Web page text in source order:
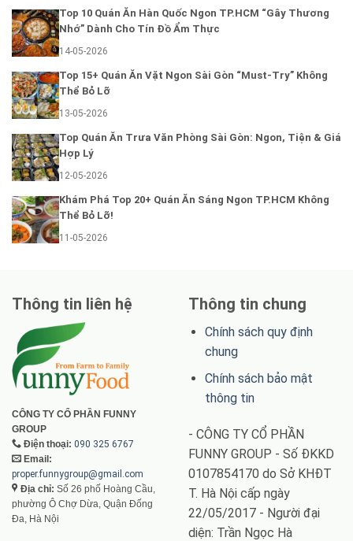
Top 10 Quán Ăn Hàn Quốc Ngon TP.HCM “Gây Thương
Nhớ” Dành Cho Tín Đồ Ẩm Thực
14-05-2026
Top 15+ Quán Ăn Vặt Ngon Sài Gòn “Must-Try” Không
Thể Bỏ Lỡ
13-05-2026
Top Quán Ăn Trưa Văn Phòng Sài Gòn: Ngon, Tiện & Giá
Hợp Lý
12-05-2026
Khám Phá Top 20+ Quán Ăn Sáng Ngon TP.HCM Không
Thể Bỏ Lỡ!
11-05-2026
Thông tin liên hệ
CÔNG TY CỔ PHẦN FUNNY
GROUP
Điện thoại: 090 325 6767
Email:
proper.funnygroup@gmail.com
Địa chỉ: Số 26 phố Hoàng Cầu,
phường Ô Chợ Dừa, Quận Đống
Đa, Hà Nội
Thông tin chung
Chính sách quy định
chung
Chính sách bảo mật
thông tin
- CÔNG TY CỔ PHẦN
FUNNY GROUP - Số ĐKKD
0107854170 do Sở KHĐT
T. Hà Nội cấp ngày
22/05/2017 - Người đại
diện: Trần Ngọc Hà